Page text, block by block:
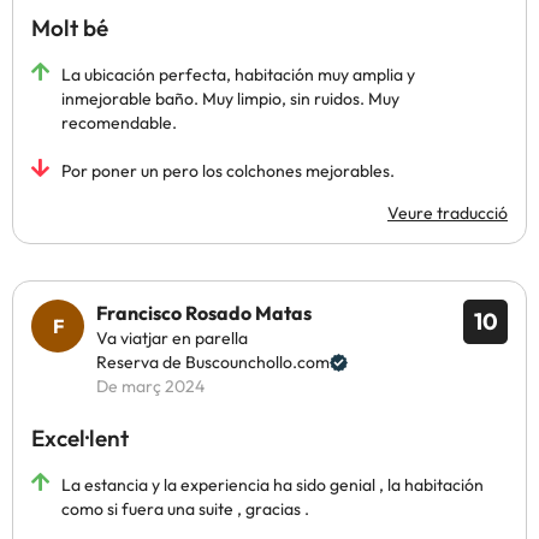
Molt bé
La ubicación perfecta, habitación muy amplia y
inmejorable baño. Muy limpio, sin ruidos. Muy
recomendable.
Por poner un pero los colchones mejorables.
Veure traducció
10
Francisco Rosado Matas
Va viatjar en parella
Reserva de Buscounchollo.com
De març 2024
Excel·lent
La estancia y la experiencia ha sido genial , la habitación
como si fuera una suite , gracias .